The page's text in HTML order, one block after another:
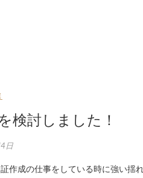
検討しました！
日